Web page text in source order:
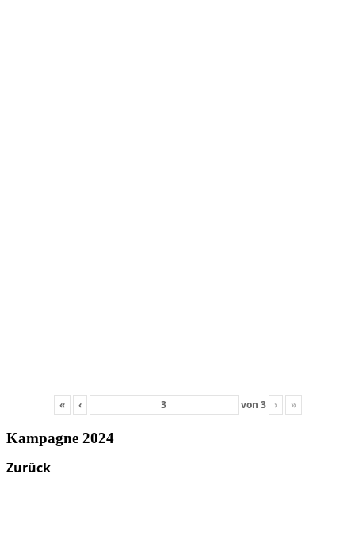
« ‹ von 3 › »
Kampagne 2024
Zurück